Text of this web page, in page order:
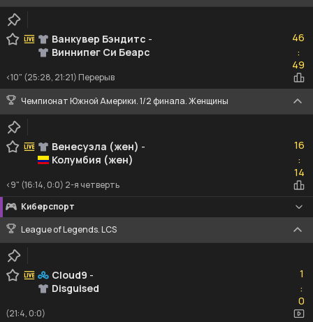
Ванкувер Бэндитс -
Виннипег Си Беарс
46
:49
49
<10" (25:28, 21:21) Перерыв
Чемпионат Южной Америки. 1/2 финала. Женщины
Венесуэла (жен) -
Колумбия (жен)
16
:14
14
<9" (16:14, 0:0) 2-я четверть
Киберспорт
League of Legends. LCS
Cloud9 -
Disguised
1
:0
0
(21:4, 0:0)